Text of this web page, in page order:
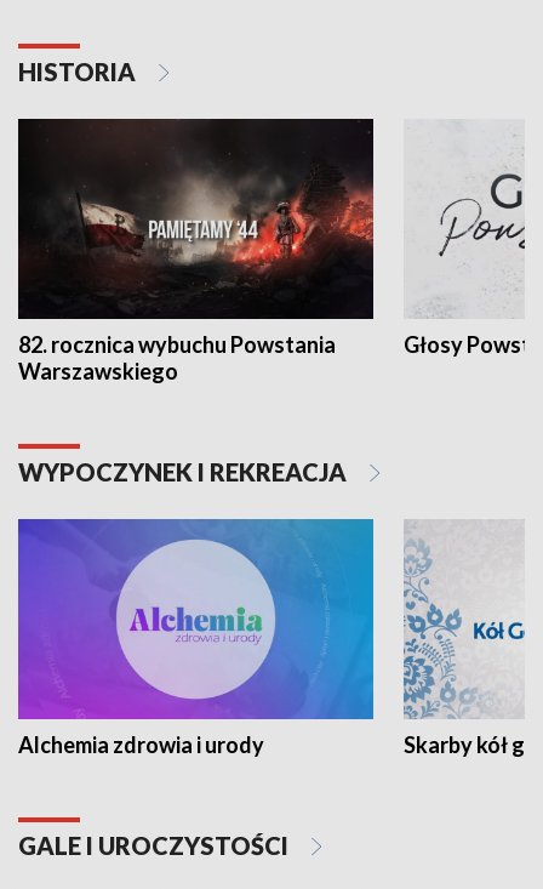
HISTORIA
82. rocznica wybuchu Powstania
Warszawskiego
Głosy
WYPOCZYNEK I REKREACJA
Alchemia zdrowia i urody Skarby kół
GALE I UROCZYSTOŚCI